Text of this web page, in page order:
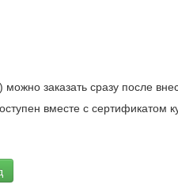
заказать сразу после
вместе с сертификатом